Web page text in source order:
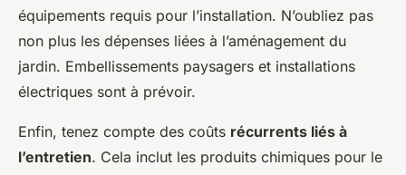
équipements requis pour l’installation. N’oubliez pas
non plus les dépenses liées à l’aménagement du
jardin. Embellissements paysagers et installations
électriques sont à prévoir.
Enfin, tenez compte des coûts récurrents liés à
l’entretien. Cela inclut les produits chimiques pour le